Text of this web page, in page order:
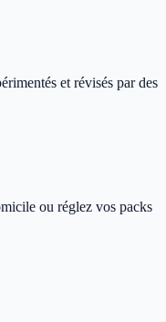
et révisés par des
ou réglez vos packs